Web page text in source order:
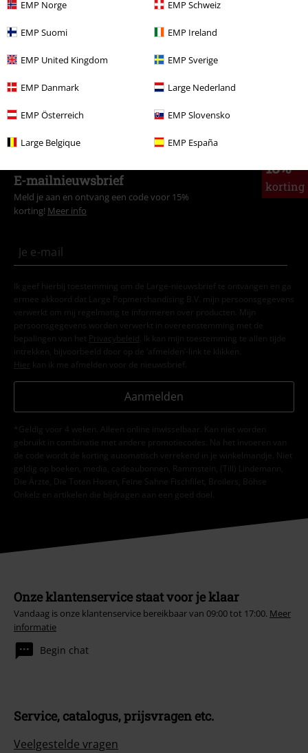
EMP Norge EMP Schweiz
EMP Suomi EMP Ireland
EMP United Kingdom EMP Sverige
EMP Danmark Large Nederland
EMP Österreich EMP Slovensko
Large Belgique EMP España
Mannen T-shirts
Stijlen T-shirts
Stijlen Streetwear mannen
Kleding & accessoires T-shirts
15%
korting
E-mailnieuwsbrief
Meld je aan en ontvang een code voor 15%
korting! Meer info
Ik geef hierbij toestemming om de Large-nieuwsbrief te ontvangen en ga
ermee akkoord dat Large Popmerchandising B.V. mijn persoonsgegevens
verwerkt om mij regelmatig te informeren over producten. Mijn
persoonsgegevens worden verwerkt in overeenstemming met de
bepalingen van het
Privacybeleid . Ik kan mijn toestemming te allen tijde
intrekken, bijvoorbeeld door op de ‘afmelden’-link te klikken.
Hier kan ik me afmelden voor de nieuwsbrief.
Aanmelden
*Geldig voor 4 weken. Alleen online inwisselbaar. Kan niet worden
gebruikt in combinatie met andere promotiecodes. Na het invoeren van
de code wordt de korting automatisch verrekend in je winkelmandje. Niet
geldig op boeken, media, cadeaubonnen, Rammstein, (Till) Lindemann,
Die Ärzte, Die Toten Hosen, Feine Sahne Fischfilet, Broilers, Böhse
Onkelz en artikelen die bijdragen aan een goed doel.
Onze klantenservice staat voor je klaar
Vandaag is onze klantenservice bereikbaar van 09:00 tot 17:00. Meer
informatie
Begin chat
Service, catalogus, prijsvragen etc.
Veelgestelde vragen